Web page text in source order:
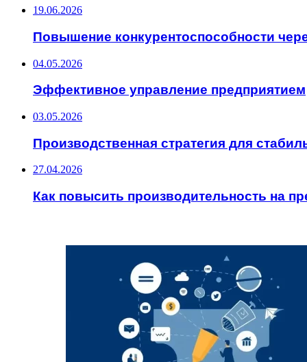
19.06.2026
Повышение конкурентоспособности
04.05.2026
Эффективное управление предприятием
03.05.2026
Производственная стратегия для
27.04.2026
Как повысить производительность на